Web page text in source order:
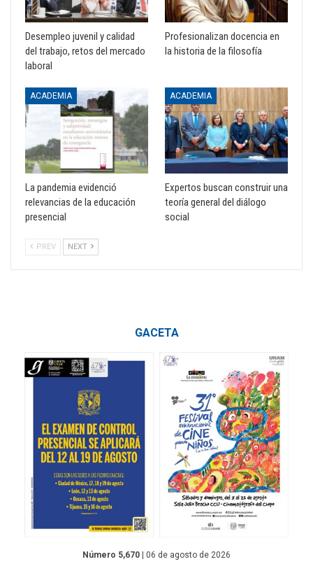
Desempleo juvenil y calidad
del trabajo, retos del mercado
laboral
Profesionalizan docencia en
la historia de la filosofía
ACADEMIA
La pandemia evidenció
relevancias de la educación
presencial
ACADEMIA
Expertos buscan construir una
teoría general del diálogo
social
PREV NEXT
GACETA
Número 5,670 | 06 de agosto de 2026